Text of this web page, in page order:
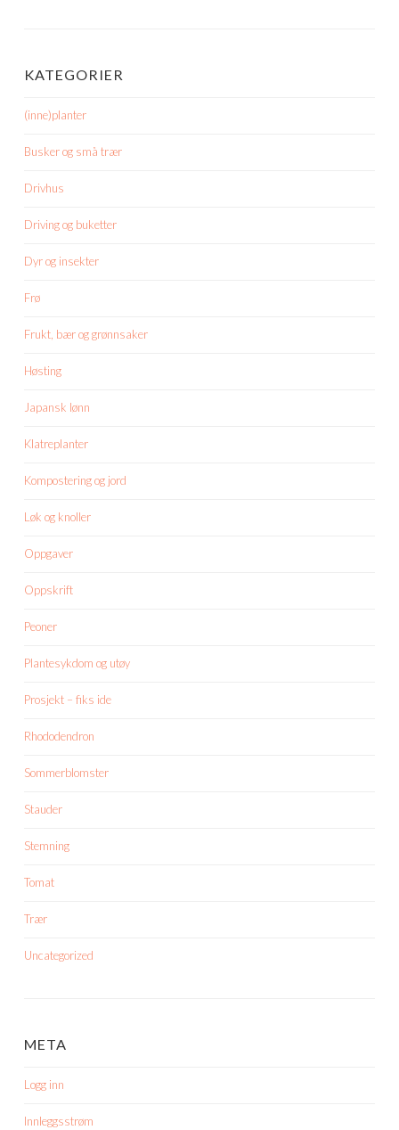
KATEGORIER
(inne)planter
Busker og små trær
Drivhus
Driving og buketter
Dyr og insekter
Frø
Frukt, bær og grønnsaker
Høsting
Japansk lønn
Klatreplanter
Kompostering og jord
Løk og knoller
Oppgaver
Oppskrift
Peoner
Plantesykdom og utøy
Prosjekt – fiks ide
Rhododendron
Sommerblomster
Stauder
Stemning
Tomat
Trær
Uncategorized
META
Logg inn
Innleggsstrøm